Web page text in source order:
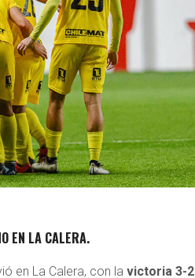
EN LA CALERA.
en La Calera, con lavictoria 3-2